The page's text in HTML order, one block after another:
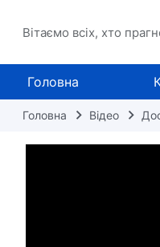
Вітаємо всіх, хто
Головна
Головна Відео